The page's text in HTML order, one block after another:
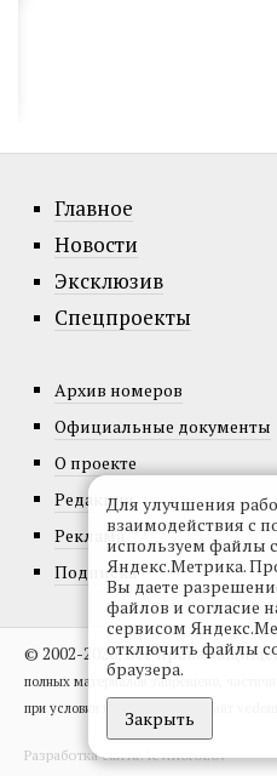
Главное
Новости
Эксклюзив
Спецпроекты
Архив номеров
Официальные документы
О проекте
Редакция
Реклама
Подписка
© 2002-2026, Все права
полных материалов запрещено,
при условии гиперссылки на сайт
Разработка сайта:levmorozov
Для улучшения
взаимодействия с
используем файлы
Яндекс.Метрика.
Вы даете
файлов и согласие
сервисом
отключить файлы
браузера.
Закрыть